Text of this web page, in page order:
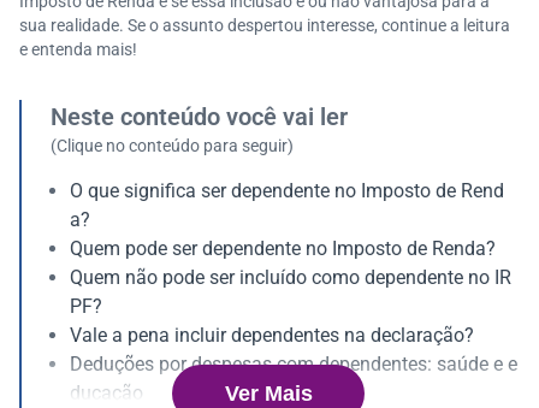
sua realidade. Se o assunto despertou interesse, continue a leitura
e entenda mais!
Neste conteúdo você vai ler
(Clique no conteúdo para seguir)
O que significa ser dependente no Imposto de Rend
a?
Quem pode ser dependente no Imposto de Renda?
Quem não pode ser incluído como dependente no IR
PF?
Vale a pena incluir dependentes na declaração?
Deduções por despesas com dependentes: saúde e e
ducação
Ver Mais